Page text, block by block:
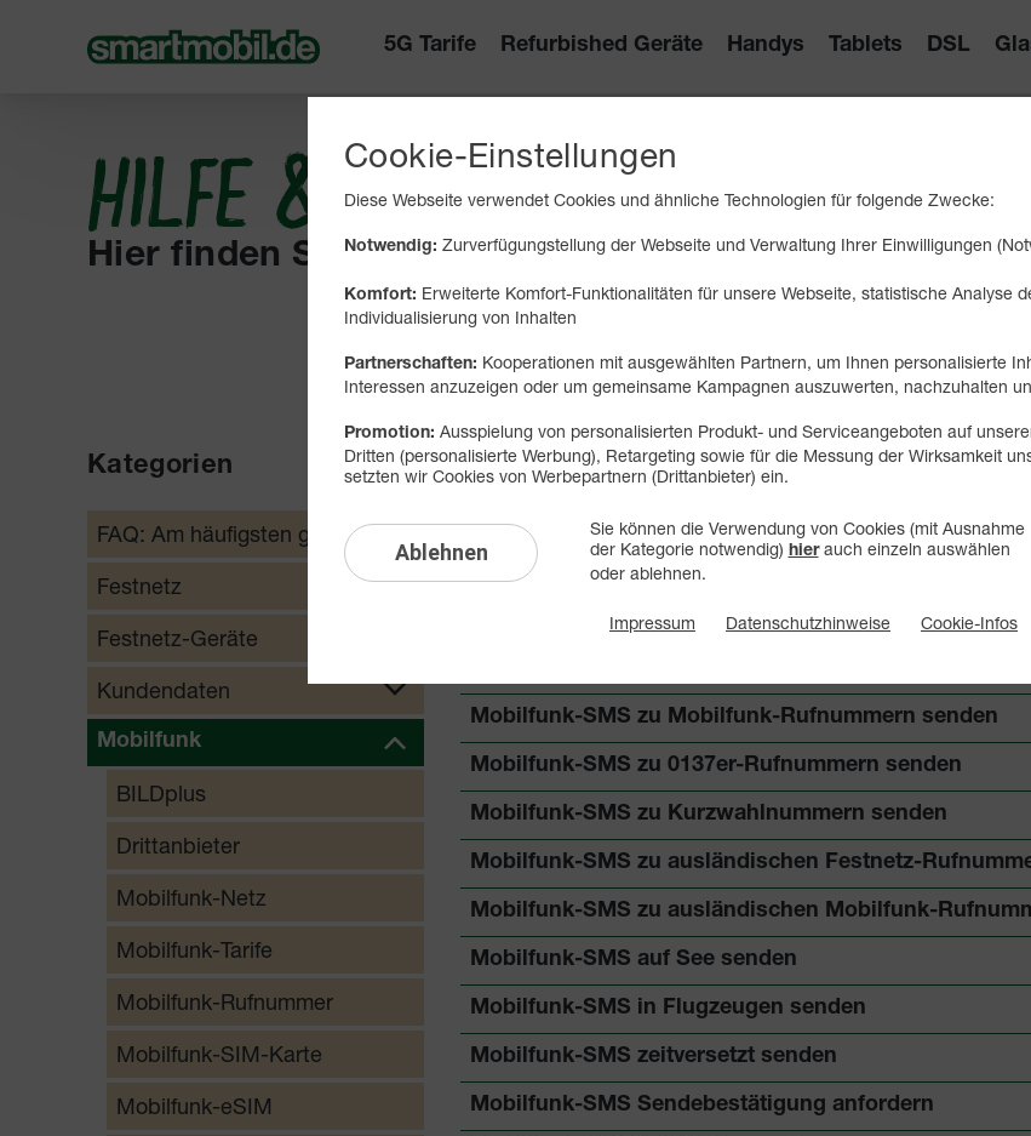
5G Tarife Refurbished Geräte Handys Tablets DSL
HILFE & INFORMATIONEN
Hier finden Sie Wissenswertes und Hilfestellungen.
Kategorien
FAQ: Am häufigsten gesucht
Festnetz
Festnetz-Geräte
Kundendaten
Mobilfunk
BILDplus
Drittanbieter
Mobilfunk-Netz
Mobilfunk-Tarife
Mobilfunk-Rufnummer
Mobilfunk-SIM-Karte
Mobilfunk-eSIM
Mobilfunk-SMS
Mobilfunk-SMS
Mobilfunk-SMS Taktung
Mobilfunk-SMS Kurzmitteilungszentrale
Mobilfunk-SMS zu Mobilfunk-Rufnummern senden
Mobilfunk-SMS zu 0137er-Rufnummern senden
Mobilfunk-SMS zu Kurzwahlnummern senden
Mobilfunk-SMS zu ausländischen Festnetz-
Mobilfunk-SMS zu ausländischen Mobilfunk-
Mobilfunk-SMS auf See senden
Mobilfunk-SMS in Flugzeugen senden
Mobilfunk-SMS zeitversetzt senden
Mobilfunk-SMS Sendebestätigung anfordern
Cookie-Einstellungen
Diese Webseite verwendet Cookies und ähnliche Technologien für folgende Zwecke:
Notwendig: Zurverfügungstellung der Webseite und Verwaltung Ihrer Einwilligungen
Komfort: Erweiterte Komfort-Funktionalitäten für unsere Webseite, statistische Analyse
Individualisierung von Inhalten
Partnerschaften: Kooperationen mit ausgewählten Partnern, um Ihnen personalisierte
Interessen anzuzeigen oder um gemeinsame Kampagnen auszuwerten, nachzuhalten
Promotion: Ausspielung von personalisierten Produkt- und Serviceangeboten auf
Dritten (personalisierte Werbung), Retargeting sowie für die Messung der Wirksamkeit
setzten wir Cookies von Werbepartnern (Drittanbieter) ein.
Ablehnen
Sie können die Verwendung von Cookies (mit Ausnahme
der Kategorie notwendig) hierauch einzeln auswählen
oder ablehnen.
Impressum Datenschutzhinweise Cookie-Infos